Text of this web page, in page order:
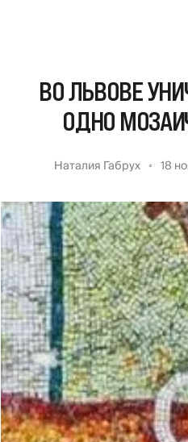
ВО ЛЬВОВЕ
ОДНО
Наталия Габрух 18